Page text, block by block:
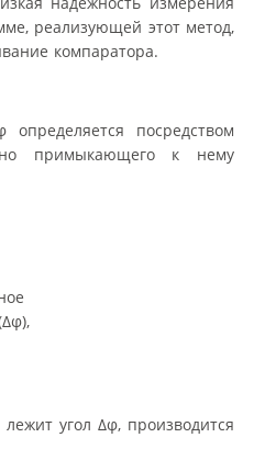
реализующей этот метод,
компаратора.
посредством
примыкающего к нему
угол Δφ, производится